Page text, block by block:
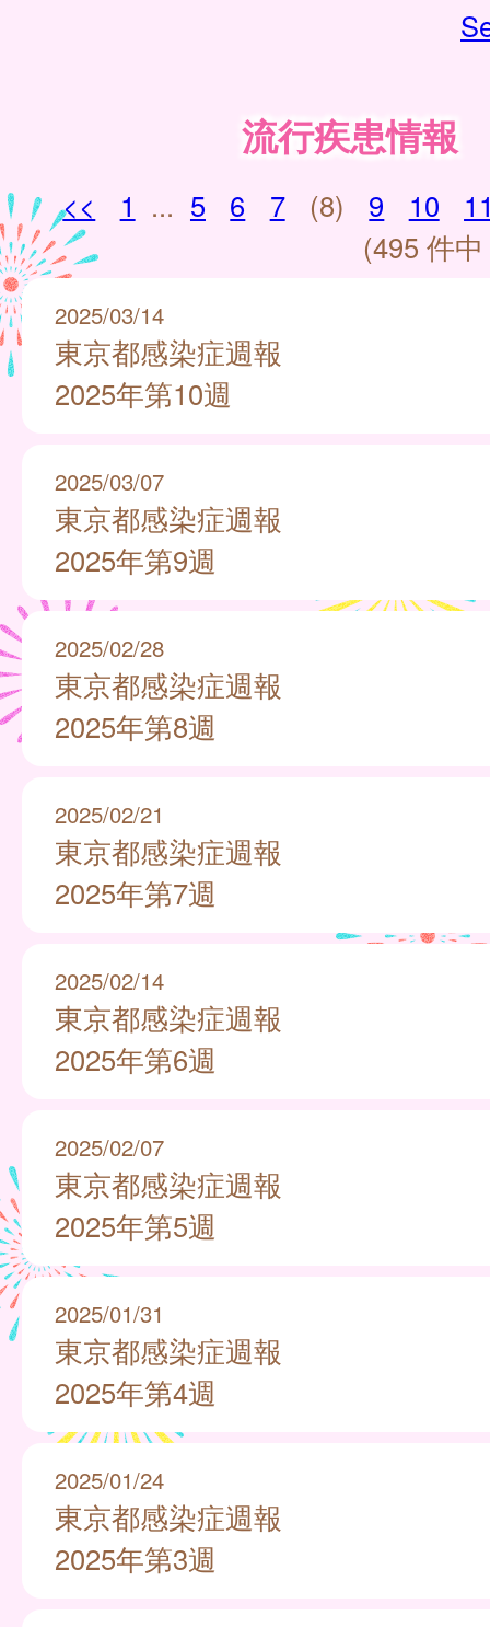
流行疾患情報
<< 1 ... 5 6 7 (8) 9 10
(495 件
2025/03/14
東京都感染症週報
2025年第10週
2025/03/07
東京都感染症週報
2025年第9週
2025/02/28
東京都感染症週報
2025年第8週
2025/02/21
東京都感染症週報
2025年第7週
2025/02/14
東京都感染症週報
2025年第6週
2025/02/07
東京都感染症週報
2025年第5週
2025/01/31
東京都感染症週報
2025年第4週
2025/01/24
東京都感染症週報
2025年第3週